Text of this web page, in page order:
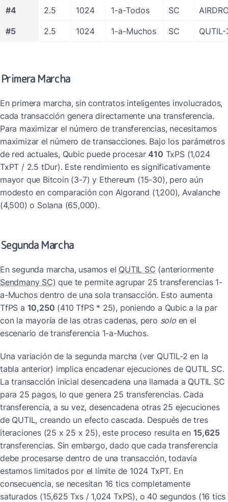
#4 2.5 1024 1-a-Todos SC
#5 2.5 1024 1-a-Muchos SC
Primera Marcha
En primera marcha, sin contratos inteligentes involucrados,
cada transacción genera directamente una transferencia.
Para maximizar el número de transferencias, necesitamos
maximizar el número de transacciones. Bajo los parámetros
de red actuales, Qubic puede procesar 410 TxPS (1,024
TxPT / 2.5 tDur). Este rendimiento es significativamente
mayor que Bitcoin (3-7) y Ethereum (15-30), pero aún
modesto en comparación con Algorand (1,200), Avalanche
(4,500) o Solana (65,000).
Segunda Marcha
En segunda marcha, usamos el QUTIL SC
(anteriormente
Sendmany SC) que te permite agrupar 25 transferencias 1-
a-Muchos dentro de una sola transacción. Esto aumenta
TfPS a 10,250 (410 TfPS * 25), poniendo a Qubic a la par
con la mayoría de las otras cadenas, pero solo en el
escenario de transferencia 1-a-Muchos.
Una variación de la segunda marcha (ver QUTIL-2 en la
tabla anterior) implica encadenar ejecuciones de QUTIL SC.
La transacción inicial desencadena una llamada a QUTIL SC
para 25 pagos, lo que genera 25 transferencias. Cada
transferencia, a su vez, desencadena otras 25 ejecuciones
de QUTIL, creando un efecto cascada. Después de tres
iteraciones (25 x 25 x 25), este proceso resulta en 15,625
transferencias. Sin embargo, dado que cada transferencia
debe procesarse dentro de una transacción, todavía
estamos limitados por el límite de 1024 TxPT. En
consecuencia, se necesitan 16 tics completamente
saturados (15,625 Txs / 1,024 TxPS), o 40 segundos (16 tics